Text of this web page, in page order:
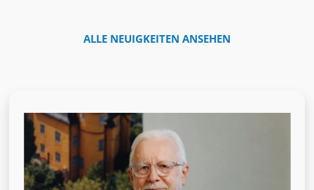
ALLE NEUIGKEITEN ANSEHEN